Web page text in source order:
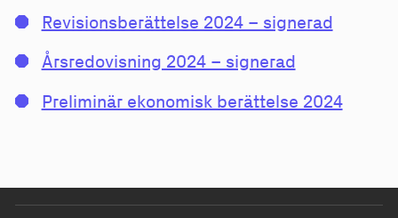
Revisionsberättelse 2024 – signerad
Årsredovisning 2024 – signerad
Preliminär ekonomisk berättelse 2024